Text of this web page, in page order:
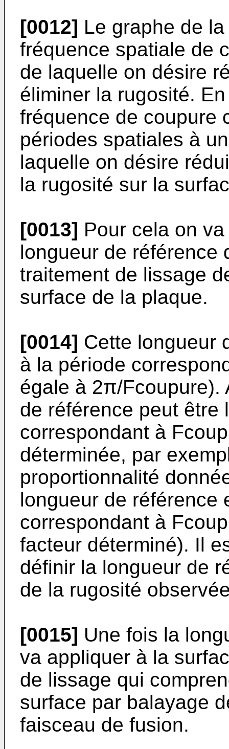
[0012] Le graphe de
fréquence spatiale de
de laquelle on désire
éliminer la rugosité.
fréquence de coupure
périodes spatiales à
laquelle on désire
la rugosité sur la
[0013] Pour cela on
longueur de référence
traitement de lissage
surface de la plaque.
[0014] Cette longueur
à la période
égale à 2π/Fcoupure).
de référence peut être
correspondant à
déterminée, par
proportionnalité
longueur de référence
correspondant à
facteur déterminé). Il
définir la longueur de
de la rugosité
[0015] Une fois la
va appliquer à la
de lissage qui
surface par balayage
faisceau de fusion.